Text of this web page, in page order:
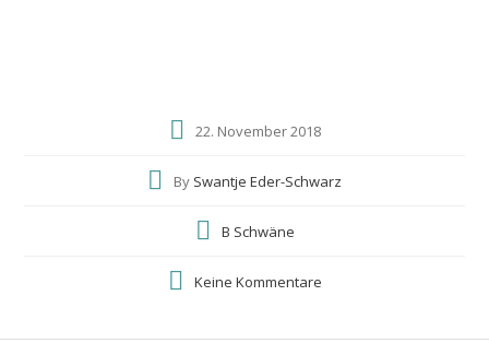
22. November 2018
By Swantje Eder-Schwarz
B Schwäne
Keine Kommentare